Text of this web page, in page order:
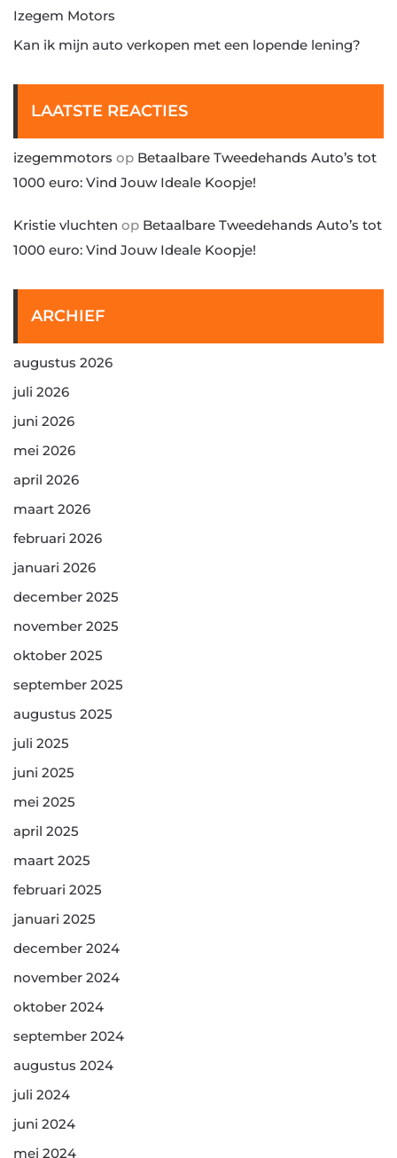
Izegem Motors
Kan ik mijn auto verkopen met een lopende lening?
LAATSTE REACTIES
izegemmotors op Betaalbare Tweedehands Auto’s tot
1000 euro: Vind Jouw Ideale Koopje!
Kristie vluchten op Betaalbare Tweedehands Auto’s tot
1000 euro: Vind Jouw Ideale Koopje!
ARCHIEF
augustus 2026
juli 2026
juni 2026
mei 2026
april 2026
maart 2026
februari 2026
januari 2026
december 2025
november 2025
oktober 2025
september 2025
augustus 2025
juli 2025
juni 2025
mei 2025
april 2025
maart 2025
februari 2025
januari 2025
december 2024
november 2024
oktober 2024
september 2024
augustus 2024
juli 2024
juni 2024
mei 2024